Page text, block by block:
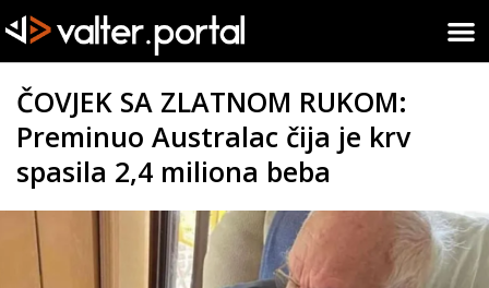
ČOVJEK SA ZLATNOM RUKOM:
Preminuo Australac čija je krv
spasila 2,4 miliona beba